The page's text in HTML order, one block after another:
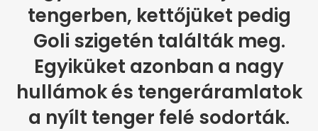
tengerben, kettőjüket pedig
Goli szigetén találták meg.
Egyiküket azonban a nagy
hullámok és tengeráramlatok
a nyílt tenger felé sodorták.